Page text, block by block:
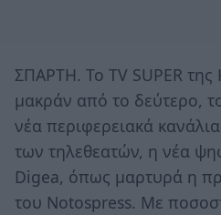
ΣΠΑΡΤΗ. Το TV SUPER της
μακράν από το δεύτερο,
νέα περιφερειακά
των τηλεθεατών, η νέα
Digea, όπως μαρτυρά η
του Notospress. Με